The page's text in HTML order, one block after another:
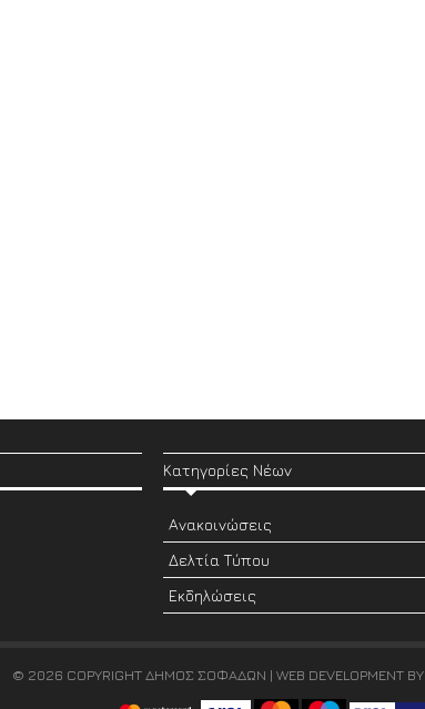
Κατηγορίες Νέων
Ανακοινώσεις
Δελτία Τύπου
Εκδηλώσεις
© 2026 COPYRIGHT ΔΗΜΟΣ ΣΟΦΑΔΩΝ | WEB DEVELOPMENT BY